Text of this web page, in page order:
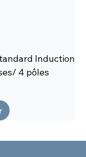
Induction
4 pôles